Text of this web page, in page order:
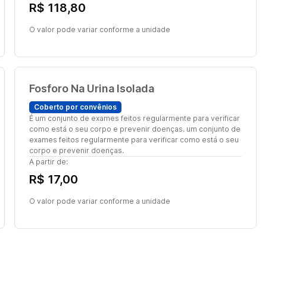
R$ 118,80
O valor pode variar conforme a unidade
Fosforo Na Urina Isolada
Coberto por convênios
É um conjunto de exames feitos regularmente para verificar
como está o seu corpo e prevenir doenças. um conjunto de
exames feitos regularmente para verificar como está o seu
corpo e prevenir doenças.
A partir de:
R$ 17,00
O valor pode variar conforme a unidade